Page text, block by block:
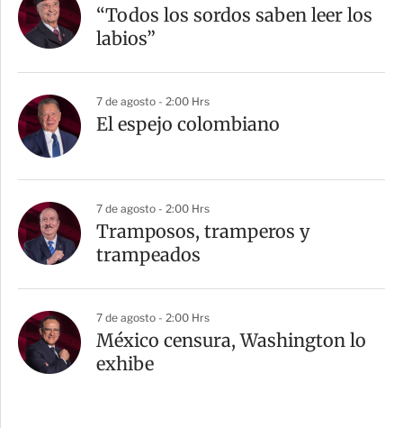
“Todos los sordos saben leer los
labios”
7 de agosto - 2:00 Hrs
El espejo colombiano
7 de agosto - 2:00 Hrs
Tramposos, tramperos y
trampeados
7 de agosto - 2:00 Hrs
México censura, Washington lo
exhibe